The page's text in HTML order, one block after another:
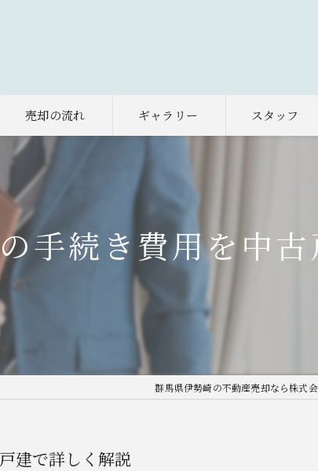
売却の流れ ギャラリー スタッフ
手続き費用を中
群馬県伊勢崎の不動産売却なら株式
建で詳しく解説